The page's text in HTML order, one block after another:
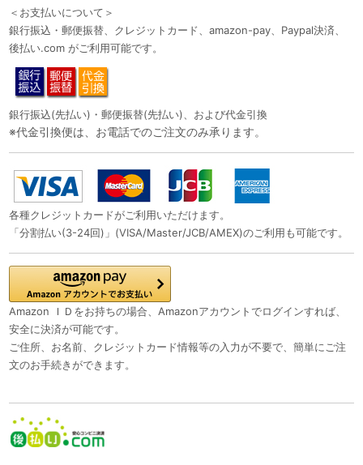
＜お支払いについて＞
銀行振込・郵便振替、クレジットカード、amazon-pay、Paypal決済、
後払い.com がご利用可能です。
銀行振込(先払い)・郵便振替(先払い)、および代金引換
※代金引換便は、お電話でのご注文のみ承ります。
各種クレジットカードがご利用いただけます。
「分割払い(3-24回)」(VISA/Master/JCB/AMEX)のご利用も可能です。
Amazon ＩＤをお持ちの場合、Amazonアカウントでログインすれば、
安全に決済が可能です。
ご住所、お名前、クレジットカード情報等の入力が不要で、簡単にご注
文のお手続きができます。